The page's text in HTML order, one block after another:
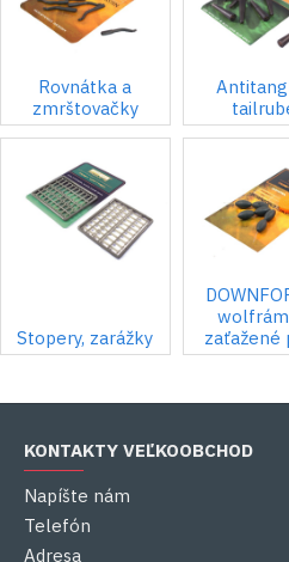
Rovnátka a
zmrštovačky
Stopery, zarážky
zaťažené
KONTAKTY VEĽKOOBCHOD
Napíšte nám
Telefón
Adresa